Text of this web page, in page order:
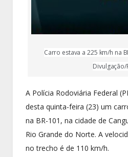
Carro estava a 225 km/h na
Divulgação/
A Polícia Rodoviária Federal
desta quinta-feira (23) um
na BR-101, na cidade de
Rio Grande do Norte. A
no trecho é de 110 km/h.